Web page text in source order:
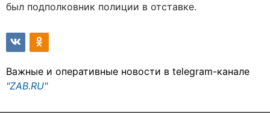
был подполковник полиции в отставке.
Важные и оперативные новости в telegram-канале
"ZAB.RU"